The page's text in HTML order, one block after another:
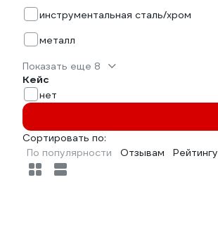
инструментальная сталь/хром
металл
Показать еще 8
Кейс
нет
Сортировать по:
По популярности
Отзывам Рейтингу